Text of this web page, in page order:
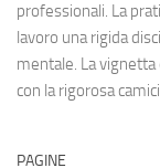
professionali. La
lavoro una rigida
mentale. La
con la rigorosa
PAGINE